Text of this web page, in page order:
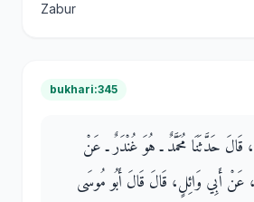
Zabur
bukhari:345
قَالَ حَدَّثَنَا مُحَمَّدٌ ـ هُوَ غُنْدَرٌ ـ عَنْ
أَبِي وَائِلٍ، قَالَ قَالَ أَبُو مُوسَى